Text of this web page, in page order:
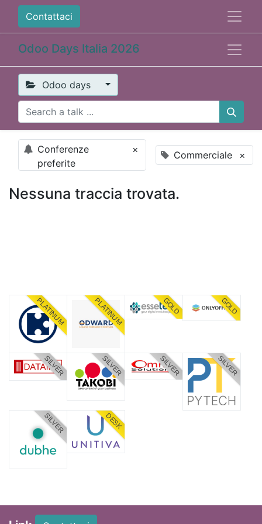
Contattaci
Odoo Days Italia 2026
Odoo days
Conferenze
preferite
× Commerciale ×
Nessuna traccia trovata.
PLATINUM PLATINUM GOLD GOLD
SILVER SILVER SILVER SILVER
SILVER DESK